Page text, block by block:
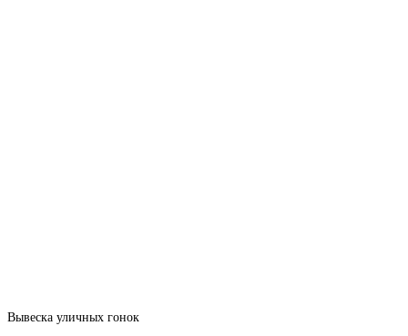
Вывеска уличных гонок